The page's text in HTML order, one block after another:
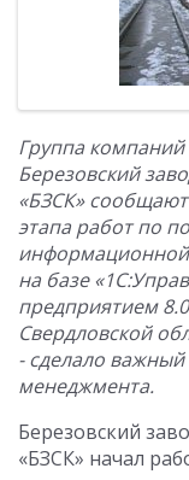
Группа компаний
Березовский
«БЗСК»
этапа работ по
информационной
на базе
предприятием
Свердловской
- сделало
менеджмента.
Березовский
«БЗСК» начал